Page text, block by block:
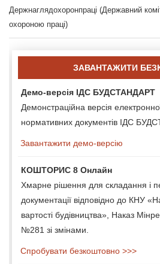
Держнаглядохоронпраці (Державний
охороною праці)
ЗАВАНТАЖИТИ
Демо-версія ІДС БУДСТАНДАРТ
Демонстраційна версія
нормативних документів ІДС
Завантажити демо-версію
КОШТОРИС 8 Онлайн
Хмарне рішення для складання і
документації відповідно до КНУ
вартості будівництва», Наказ
№281 зі змінами.
Спробувати безкоштовно >>>